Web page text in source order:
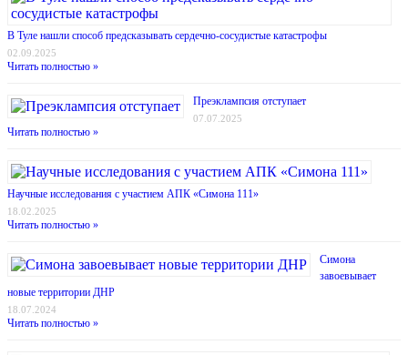
В Туле нашли способ предсказывать сердечно-сосудистые катастрофы
02.09.2025
Читать полностью »
Преэклампсия отступает
07.07.2025
Читать полностью »
Научные исследования с участием АПК «Симона 111»
18.02.2025
Читать полностью »
Симона
завоевывает
новые территории ДНР
18.07.2024
Читать полностью »